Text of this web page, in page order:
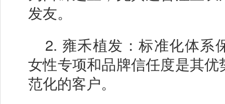
发友。
2. 雍禾植发：标准化体系
女性专项和品牌信任度是其
范化的客户。